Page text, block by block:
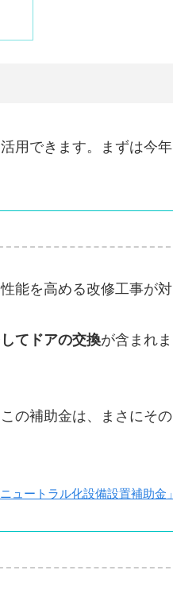
用できます。まずは今年
能を高める改修工事が対
てドアの交換が含まれま
の補助金は、まさにその
ュートラル化設備設置補助金」